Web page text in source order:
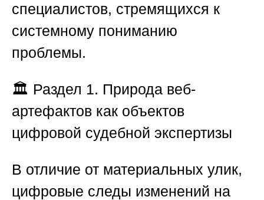
специалистов, стремящихся к
системному пониманию
проблемы.
🏛️ Раздел 1. Природа веб-
артефактов как объектов
цифровой судебной экспертизы
В отличие от материальных улик,
цифровые следы изменений на